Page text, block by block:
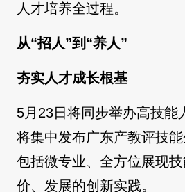
人才培养全过程。
从“招人”到“养人”
夯实人才成长根基
5月23日将同步举办高技能
将集中发布广东产教评技能
包括微专业、全方位展现
价、发展的创新实践。